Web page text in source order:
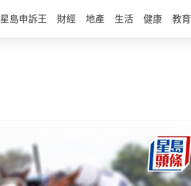
星島申訴王 財經 地產 生活 健康 教育